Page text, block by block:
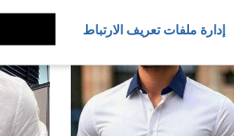
إدارة ملفات تعريف الارتباط